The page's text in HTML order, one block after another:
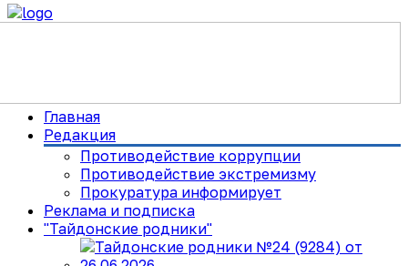
Главная
Редакция
Противодействие коррупции
Противодействие экстремизму
Прокуратура информирует
Реклама и подписка
"Тайдонские родники"